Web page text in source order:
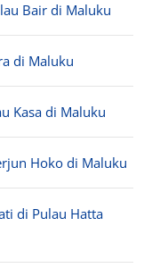
Bair di Maluku
di Maluku
Kasa di Maluku
Hoko di Maluku
di Pulau Hatta